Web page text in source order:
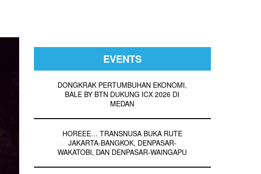
EVENTS
DONGKRAK PERTUMBUHAN EKONOMI,
BALE BY BTN DUKUNG ICX 2026 DI
MEDAN
HOREEE… TRANSNUSA BUKA RUTE
JAKARTA-BANGKOK, DENPASAR-
WAKATOBI, DAN DENPASAR-WAINGAPU